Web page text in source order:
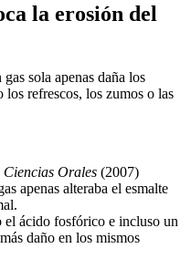
la erosión del
sola apenas daña los
los refrescos, los zumos o las
Ciencias Orales (2007)
apenas alteraba el esmalte
el ácido fosfórico e incluso un
daño en los mismos